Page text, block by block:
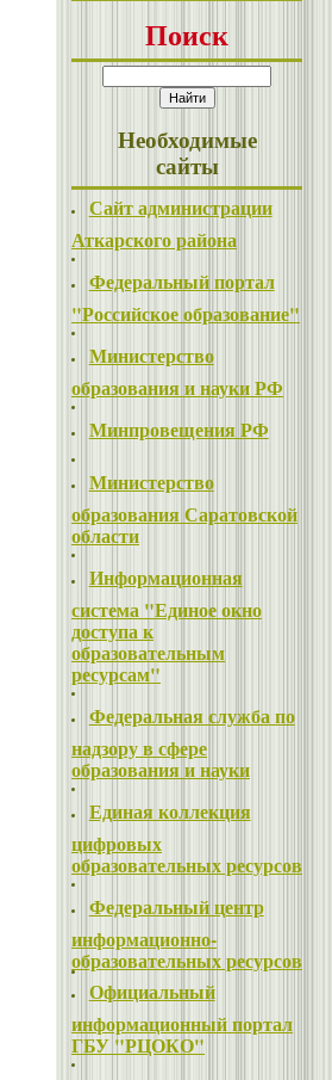
Поиск
Необходимые
сайты
Сайт администрации
Аткарского района
Федеральный портал
"Российское образование"
Министерство
образования и науки РФ
Минпровещения РФ
Министерство
образования Саратовской
области
Информационная
система "Единое окно
доступа к
образовательным
ресурсам"
Федеральная служба по
надзору в сфере
образования и науки
Единая коллекция
цифровых
образовательных ресурсов
Федеральный центр
информационно-
образовательных ресурсов
Официальный
информационный портал
ГБУ "РЦОКО"